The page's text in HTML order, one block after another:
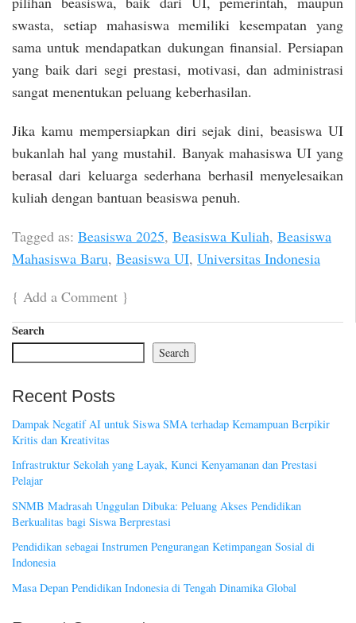
swasta, setiap mahasiswa memiliki kesempatan yang
sama untuk mendapatkan dukungan finansial. Persiapan
yang baik dari segi prestasi, motivasi, dan administrasi
sangat menentukan peluang keberhasilan.
Jika kamu mempersiapkan diri sejak dini, beasiswa UI
bukanlah hal yang mustahil. Banyak mahasiswa UI yang
berasal dari keluarga sederhana berhasil menyelesaikan
kuliah dengan bantuan beasiswa penuh.
Tagged as: Beasiswa 2025, Beasiswa Kuliah, Beasiswa
Mahasiswa Baru, Beasiswa UI, Universitas Indonesia
{ Add a Comment }
Search
Search
Recent Posts
Dampak Negatif AI untuk Siswa SMA terhadap Kemampuan Berpikir
Kritis dan Kreativitas
Infrastruktur Sekolah yang Layak, Kunci Kenyamanan dan Prestasi
Pelajar
SNMB Madrasah Unggulan Dibuka: Peluang Akses Pendidikan
Berkualitas bagi Siswa Berprestasi
Pendidikan sebagai Instrumen Pengurangan Ketimpangan Sosial di
Indonesia
Masa Depan Pendidikan Indonesia di Tengah Dinamika Global